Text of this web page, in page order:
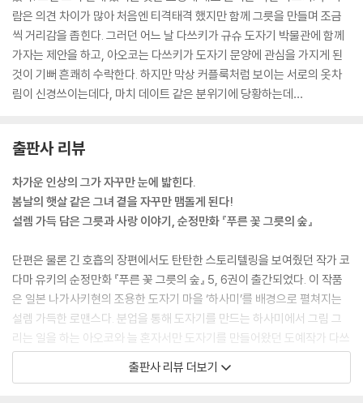
람은 의견 차이가 많아 처음엔 티격태격 했지만 함께 그릇을 만들며 조금
씩 거리감을 좁힌다. 그러던 어느 날 다쓰키가 규슈 도자기 박물관에 함께
가자는 제안을 하고, 아오코는 다쓰키가 도자기 문양에 관심을 가지게 된
것이 기뻐 흔쾌히 수락한다. 하지만 막상 커플룩처럼 보이는 서로의 옷차
림이 신경쓰이는데다, 마치 데이트 같은 분위기에 당황하는데…
출판사 리뷰
차가운 인상의 그가 자꾸만 눈에 밟힌다.
봄날의 햇살 같은 그녀 곁을 자꾸만 맴돌게 된다!
설렘 가득 담은 그릇과 사랑 이야기, 순정만화 『푸른 꽃 그릇의 숲』
단편은 물론 긴 호흡의 장편에서도 탄탄한 스토리텔링을 보여줬던 작가 코
다마 유키의 순정만화 『푸른 꽃 그릇의 숲』 5, 6권이 출간되었다. 이 작품
은 일본 나가사키현의 조용한 도자기 마을 ‘하사미’를 배경으로 펼쳐지는
설렘 가득한 로맨스다. 분업을 통해 도자기를 만드는 하사미에서 그림 그
리는 일을 하는 아오코와 늘 혼자서만 도자기를 만들어왔던 도예작가 다쓰
키. 이 둘은 입장 차를 좀처럼 좁히지 못하고 만난 날부터 부딪친다. 하지만
도자기 축제 때 선보일 미니 화병을 함께 만들며 서로를 조금씩 이해하게
출판사 리뷰 더보기